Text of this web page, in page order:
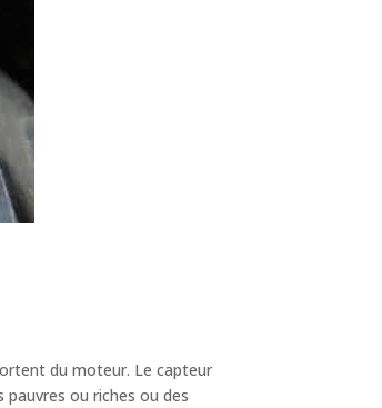
du moteur. Le capteur
ou riches ou des